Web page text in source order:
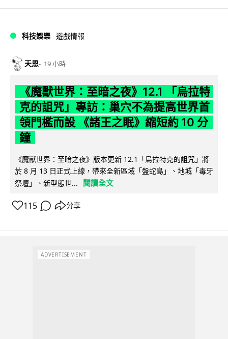
科技娛樂 遊戲情報
天恩 19 小時
《魔獸世界：至暗之夜》12.1 「烏拉特
克的詛咒」專訪：巢穴不為提高世界首
領門檻而設 《諸王之眠》縮短約 10 分
鐘
《魔獸世界：至暗之夜》版本更新 12.1「烏拉特克的詛咒」將
於 8 月 13 日正式上線，帶來全新區域「盤蛇島」、地城「毒牙
祭壇」、新型態世...
閱讀全文
115 分享
ADVERTISEMENT